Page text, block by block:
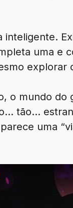
inteligente.
uma e
explorar
o mundo
tão…
uma